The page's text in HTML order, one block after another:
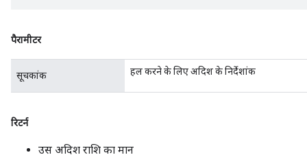
पैरामीटर
सूचकांक हल करने के लिए अदिश के निर्देशांक
रिटर्न
उस अदिश राशि का मान